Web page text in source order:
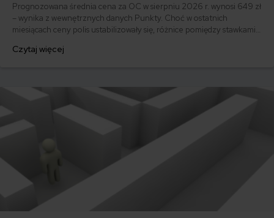
Prognozowana średnia cena za OC w sierpniu 2026 r. wynosi 649 zł
– wynika z wewnętrznych danych Punkty. Choć w ostatnich
miesiącach ceny polis ustabilizowały się, różnice pomiędzy stawkami
500 zł, inni – powyżej 1500 zł. Gdzie znaleźć najtańsze OC w Polsce
Czytaj więcej